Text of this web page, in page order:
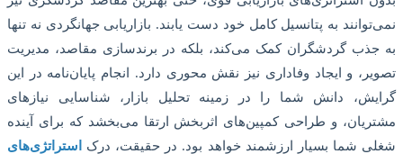
نمی‌توانند به پتانسیل کامل خود دست یابند. بازاریابی جهانگردی نه تنها
به جذب گردشگران کمک می‌کند، بلکه در برندسازی مقاصد، مدیریت
تصویر، و ایجاد وفاداری نیز نقش محوری دارد. انجام پایان‌نامه در این
گرایش، دانش شما را در زمینه تحلیل بازار، شناسایی نیازهای
مشتریان، و طراحی کمپین‌های اثربخش ارتقا می‌بخشد که برای آینده
شغلی شما بسیار ارزشمند خواهد بود. در حقیقت، درک
استراتژی‌های